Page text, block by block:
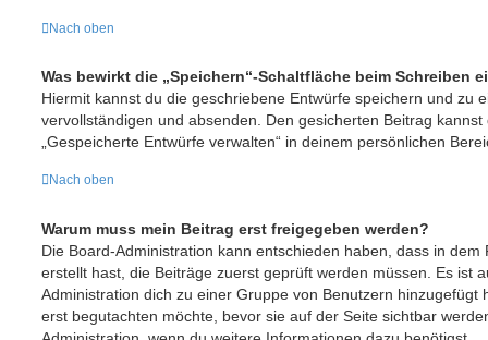
Nach oben
Was bewirkt die „Speichern“-Schaltfläche beim Schreiben
Hiermit kannst du die geschriebene Entwürfe speichern und zu
vervollständigen und absenden. Den gesicherten Beitrag
„Gespeicherte Entwürfe verwalten“ in deinem persönlichen
Nach oben
Warum muss mein Beitrag erst freigegeben werden?
Die Board-Administration kann entschieden haben, dass in
erstellt hast, die Beiträge zuerst geprüft werden müssen. Es ist
Administration dich zu einer Gruppe von Benutzern hinzugefügt
erst begutachten möchte, bevor sie auf der Seite sichtbar